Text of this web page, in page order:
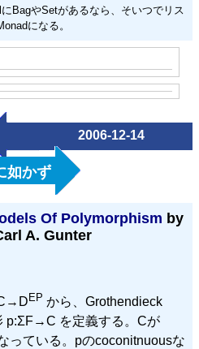
BagやSetがあるなら、そいつでリス
になる。
2006-12-14
如かず
Of Polymorphism by
A. Gunter
EP から、Grothendieck
p:ΣF→C を定義する。Cが
っている。pのcoconitnuousな